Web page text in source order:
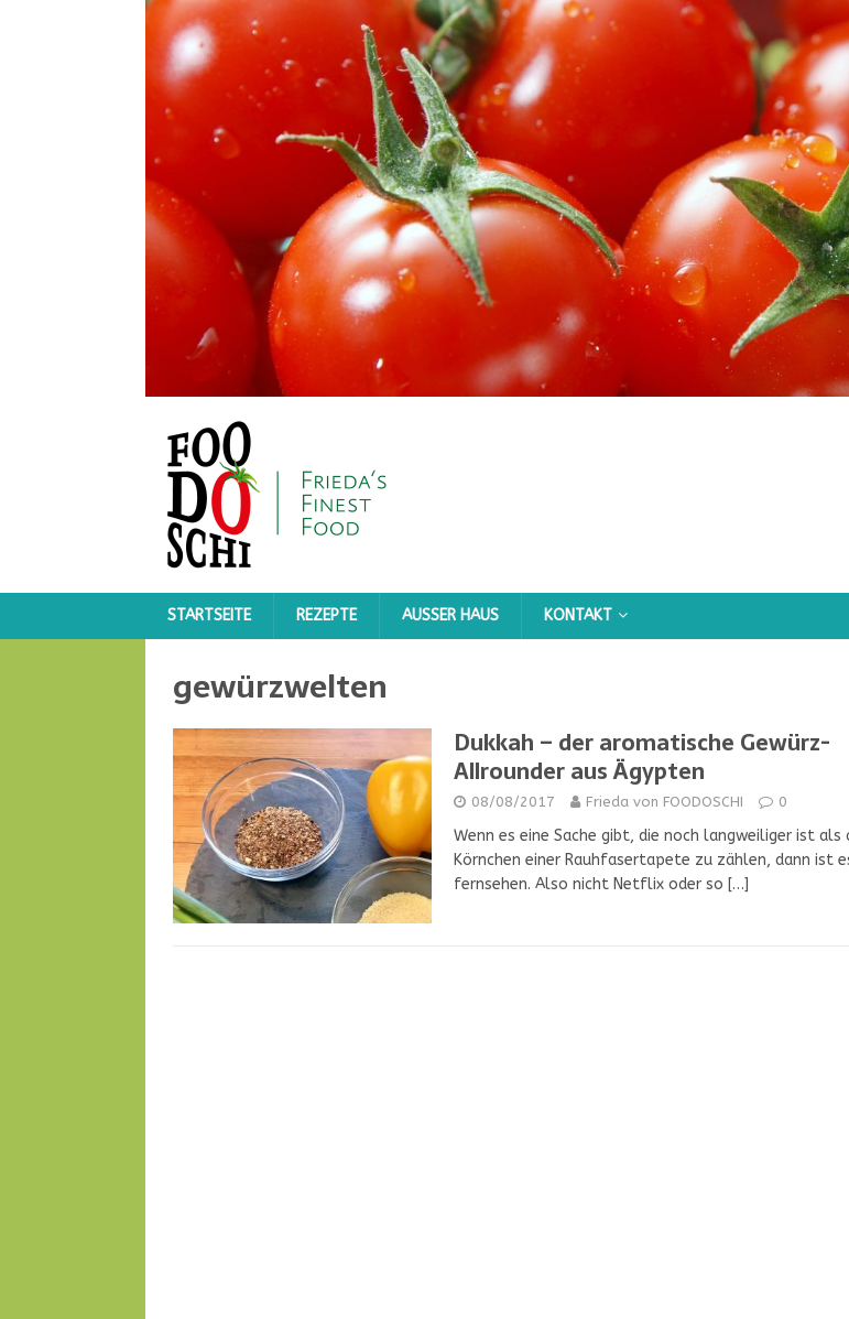
STARTSEITE REZEPTE AUSSER HAUS KONTAKT
gewürzwelten
Dukkah – der aromatische Gewürz-
Allrounder aus Ägypten
08/08/2017 Frieda von FOODOSCHI 0
Wenn es eine Sache gibt, die noch langweiliger ist als
Körnchen einer Rauhfasertapete zu zählen, dann ist
fernsehen. Also nicht Netflix oder so […]